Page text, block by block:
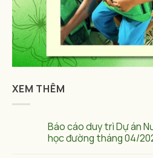
XEM THÊM
Báo cáo duy trì Dự án
học đường tháng 04/